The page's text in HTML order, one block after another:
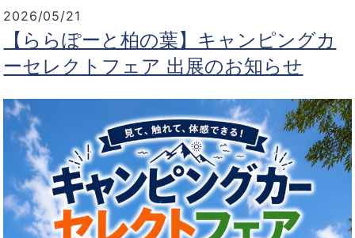
2026/05/21
【ららぽーと柏の葉】キャンピングカ
ーセレクトフェア 出展のお知らせ